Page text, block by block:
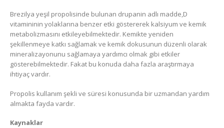
Brezilya yeşil propolisinde bulunan drupanin adlı madde,D
vitamininin yolaklarına benzer etki göstererek kalsiyum ve kemik
metabolizmasını etkileyebilmektedir. Kemikte yeniden
şekillenmeye katkı sağlamak ve kemik dokusunun düzenli olarak
mineralizayonunu sağlamaya yardımcı olmak gibi etkiler
gösterebilmektedir. Fakat bu konuda daha fazla araştırmaya
ihtiyaç vardır.
Propolis kullanım şekli ve süresi konusunda bir uzmandan yardım
almakta fayda vardır.
Kaynaklar